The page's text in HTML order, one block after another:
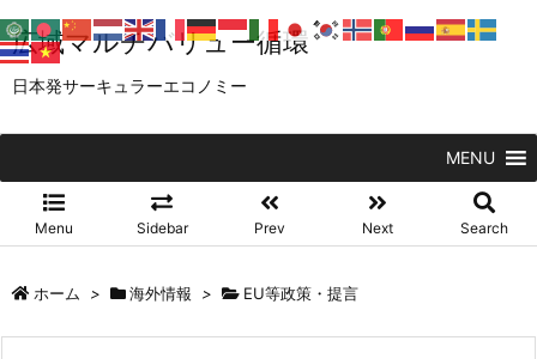
広域マルチバリュー循環
日本発サーキュラーエコノミー
MENU
Menu Sidebar Prev Next Search
ホーム > 海外情報 > EU等政策・提言